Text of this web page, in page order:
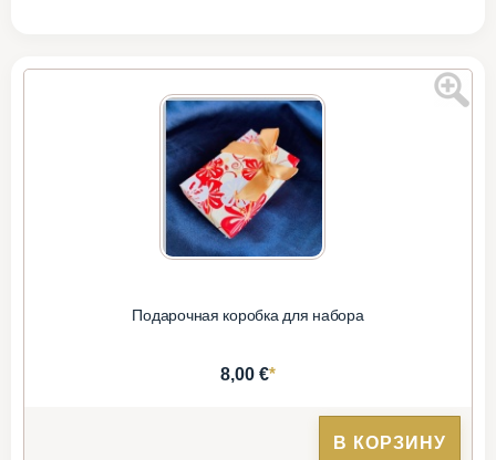
Подарочная коробка для набора
8,00 €*
В КОРЗИНУ